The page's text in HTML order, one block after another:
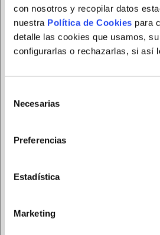
con nosotros y recopilar datos
nuestra Política de Cookies para
detalle las cookies que usamos,
configurarlas o rechazarlas, si así
Necesarias
Preferencias
Estadística
Marketing
FUNDACION FEPAMIC tratará
para gestionar el registro en
supresión y portabilidad de sus
oposición a su tratamiento, así